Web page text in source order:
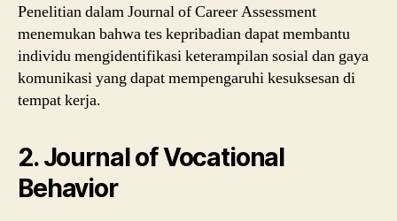
Penelitian dalam Journal of Career Assessment
menemukan bahwa tes kepribadian dapat membantu
individu mengidentifikasi keterampilan sosial dan gaya
komunikasi yang dapat mempengaruhi kesuksesan di
tempat kerja.
2. Journal of Vocational
Behavior